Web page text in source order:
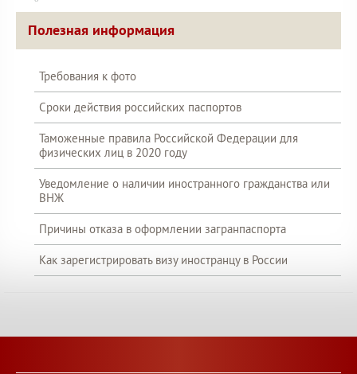
Полезная информация
Требования к фото
Сроки действия российских паспортов
Таможенные правила Российской Федерации для
физических лиц в 2020 году
Уведомление о наличии иностранного гражданства или
ВНЖ
Причины отказа в оформлении загранпаспорта
Как зарегистрировать визу иностранцу в России